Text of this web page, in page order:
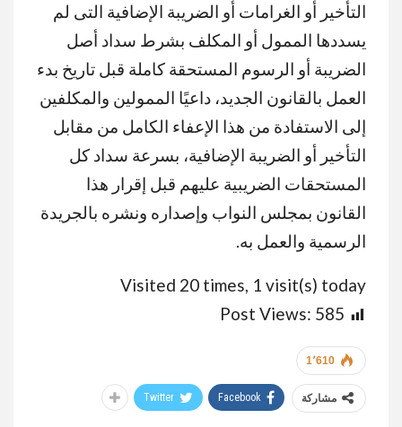
التأخير أو الغرامات أو الضريبة الإضافية التى لم
يسددها الممول أو المكلف بشرط سداد أصل
الضريبة أو الرسوم المستحقة كاملة قبل تاريخ بدء
العمل بالقانون الجديد، داعيًا الممولين والمكلفين
إلى الاستفادة من هذا الإعفاء الكامل من مقابل
التأخير أو الضريبة الإضافية، بسرعة سداد كل
المستحقات الضريبية عليهم قبل إقرار هذا
القانون بمجلس النواب وإصداره ونشره بالجريدة
الرسمية والعمل به.
Visited 20 times, 1 visit(s) today
Post Views: 585
1٬610
مشاركة Facebook
Twitter